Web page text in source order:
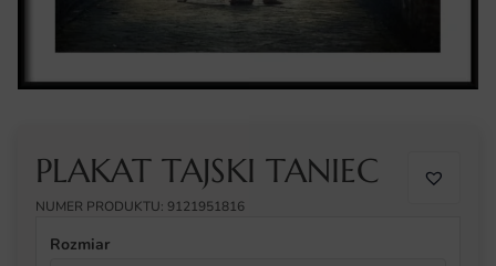
PLAKAT TAJSKI TANIEC
NUMER PRODUKTU: 9121951816
Rozmiar